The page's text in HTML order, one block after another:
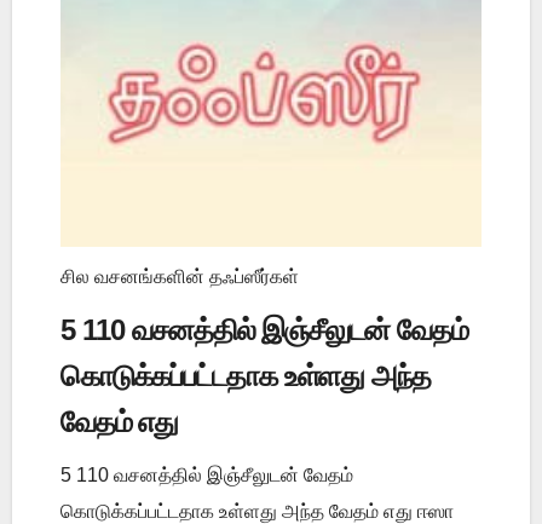
சில வசனங்களின் தஃப்ஸீர்கள்
5 110 வசனத்தில் இஞ்சீலுடன் வேதம்
கொடுக்கப்பட்டதாக உள்ளது அந்த
வேதம் எது
5 110 வசனத்தில் இஞ்சீலுடன் வேதம்
கொடுக்கப்பட்டதாக உள்ளது அந்த வேதம் எது ஈஸா